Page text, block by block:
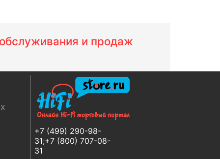
и продаж
+7 (499) 290-98-
31;+7 (800) 707-08-
31